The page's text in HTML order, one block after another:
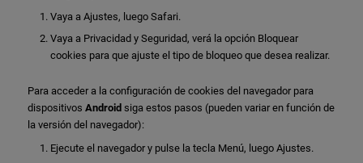
Vaya a Ajustes, luego Safari.
Vaya a Privacidad y Seguridad, verá la opción Bloquear
cookies para que ajuste el tipo de bloqueo que desea realizar.
Para acceder a la configuración de cookies del navegador para
dispositivos Android siga estos pasos (pueden variar en función de
la versión del navegador):
Ejecute el navegador y pulse la tecla Menú, luego Ajustes.